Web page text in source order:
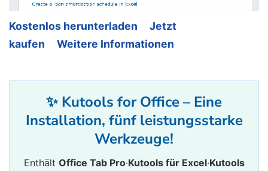
Kostenlos herunterladen
Jetzt
kaufen
Weitere Informationen
✨ Kutools for Office – Eine
Installation, fünf leistungsstarke
Werkzeuge!
Enthält Office Tab Pro·Kutools für Excel·Kutools